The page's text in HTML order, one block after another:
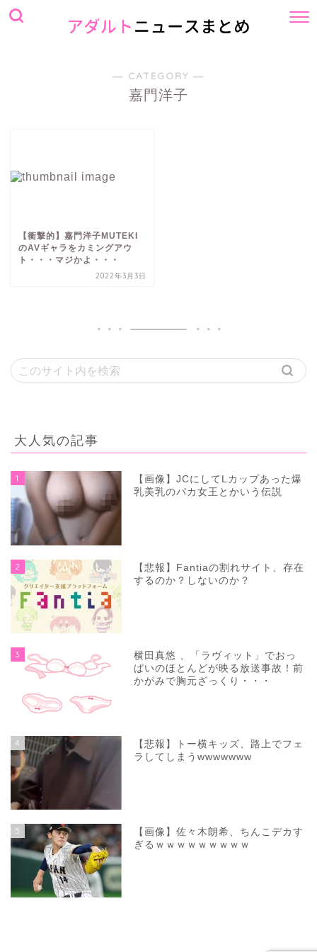
― CATEGORY ―
嘉門洋子
【衝撃的】嘉門洋子MUTEKI
のAVギャラをカミングアウ
ト・・・マジかよ・・・
2022年3月3日
大人気の記事
1
【画像】JCにしてLカップあった爆
乳美乳のバカ女王とかいう伝説
2
【悲報】Fantiaの割れサイト、存在
するのか？しないのか？
3
横田真悠 、「ラヴィット」でおっ
ぱいのほとんどが映る放送事故！前
かがみで胸元ざっくり・・・
4
【悲報】トー横キッズ、路上でフェ
ラしてしまうwwwwwww
5
【画像】佐々木朗希、ちんこデカす
ぎるｗｗｗｗｗｗｗｗｗ